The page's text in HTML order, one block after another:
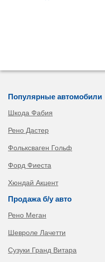
Популярные автомобили
Шкода Фабия
Рено Дастер
Фольксваген Гольф
Форд Фиеста
Хюндай Акцент
Продажа б/у авто
Рено Меган
Шевроле Лачетти
Сузуки Гранд Витара